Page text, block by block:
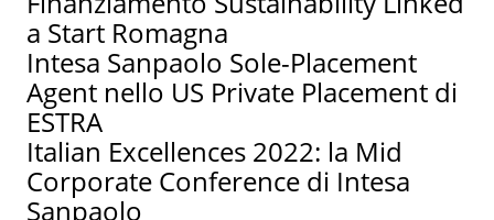
a Start Romagna
Intesa Sanpaolo Sole-Placement
Agent nello US Private Placement di
ESTRA
Italian Excellences 2022: la Mid
Corporate Conference di Intesa
Sanpaolo